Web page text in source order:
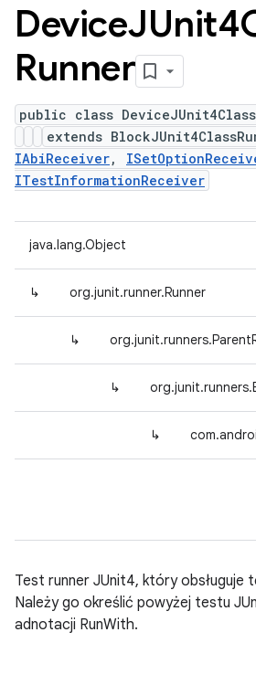
Device
Runner
public class
extends
IAbiReceiver,
ITestInformationReceiver
java.lang.Object
↳ org.junit.runner.Runner
↳
↳
↳
Test runner JUnit4, który obsługuje
Należy go określić powyżej testu
adnotacji RunWith.